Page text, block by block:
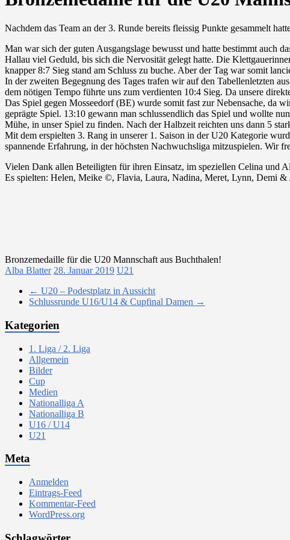
Nachdem das Team an der 3. Runde bereits fleissig Punkte gesammelt
Man war sich der guten Ausgangslage bewusst und hatte bestimmt auch
Hallau viel Geduld, bis sich die Nervosität gelegt hatte. Die
knapper 8:7 Sieg stand am Schluss zu buche. Aber der Tag war somit
In der zweiten Begegnung des Tages trafen wir auf den Tabellenletzten
dem nötigen Tempo führte uns zum verdienten 10:4 Sieg. Da unsere
Das Spiel gegen Mosseedorf (BE) wurde somit fast zur Nebensache, da
geprägte Spiel. 13:10 gewann man schlussendlich das Spiel und wollte
Mühe, in unser Spiel zu finden. Nach der Halbzeit reichten uns dann 5
Mit dem erspielten 3. Rang in unserer 1. Saison in der U20 Kategorie
spannende Erfahrung, in der höchsten Nachwuchsliga mitzuspielen. Wir
Vielen Dank allen Beteiligten für ihren Einsatz, im speziellen Celina und
Es spielten: Helen, Meike ©, Flavia, Laura, Nadina, Meret, Lynn, Demi
Bronzemedaille für die U20 Mannschaft aus Buchthalen!
Alba Blatter 28. Januar 2019 U21
← U20 – Podestplatz in Aussicht
Schlussrunde U16/U14 & Cupfinal Damen →
Kategorien
1. Liga / 2. Liga
Allgemein
Bilder
Cup
Medien
Nationalliga A
Nationalliga B
U16 / U14
U21
Meta
Anmelden
Eintrags-Feed
Kommentar-Feed
WordPress.org